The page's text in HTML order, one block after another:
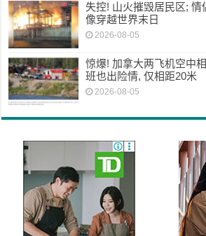
失控! 山火摧毁居民区;
像穿越世界末日
2026-08-05
惊爆! 加拿大两飞机空中
班也出险情, 仅相距20米
2026-08-05